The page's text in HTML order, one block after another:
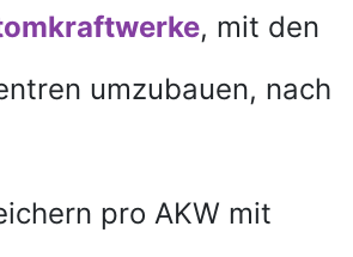
, mit den
umzubauen, nach
pro AKW mit